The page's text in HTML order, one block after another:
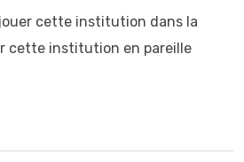
cette institution dans la
cette institution en pareille